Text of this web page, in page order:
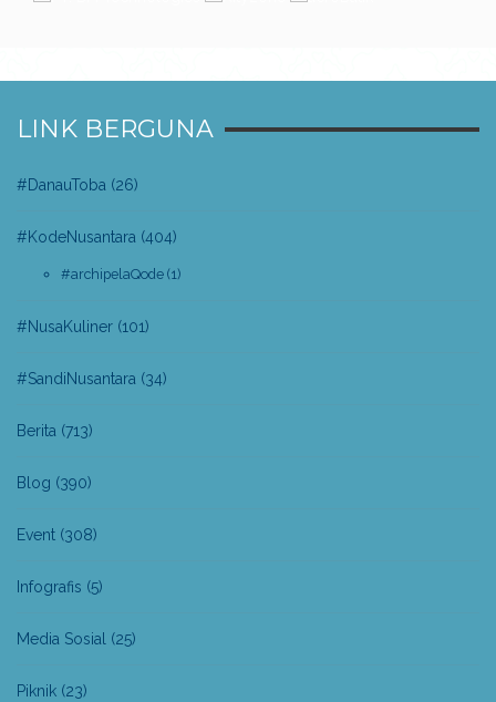
LINK BERGUNA
#DanauToba (26)
#KodeNusantara (404)
#archipelaQode (1)
#NusaKuliner (101)
#SandiNusantara (34)
Berita (713)
Blog (390)
Event (308)
Infografis (5)
Media Sosial (25)
Piknik (23)